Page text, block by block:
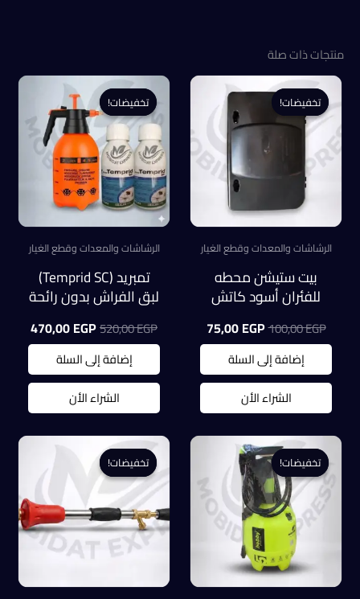
منتجات ذات صلة
تخفيضات!
تخفيضات!
الرشاشات والمعدات وقطع الغيار
بيت ستيشن محطه
للفئران أسود كاتش
100,00EGP السعر
الأصلي
هو:
100,00 EGP.
75,00EGP
الحالي
75,00 EGP.
إضافة إلى السلة
الشراء الأن
تخفيضات!
تخفيضات!
الرشاشات والمعدات وقطع الغيار
تمبريد (Temprid SC)
لبق الفراش بدون رائحة
صينى مستورده
520,00EGP السعر
الأصلي
هو:
520,00 EGP.
470,00EGP
EGP.
إضافة إلى السلة
الشراء الأن
تخفيضات!
تخفيضات! تخفيضات!
تخفيضات!